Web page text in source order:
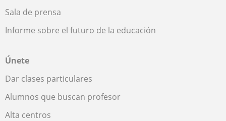
Sala de prensa
Informe sobre el futuro de la educación
Únete
Dar clases particulares
Alumnos que buscan profesor
Alta centros